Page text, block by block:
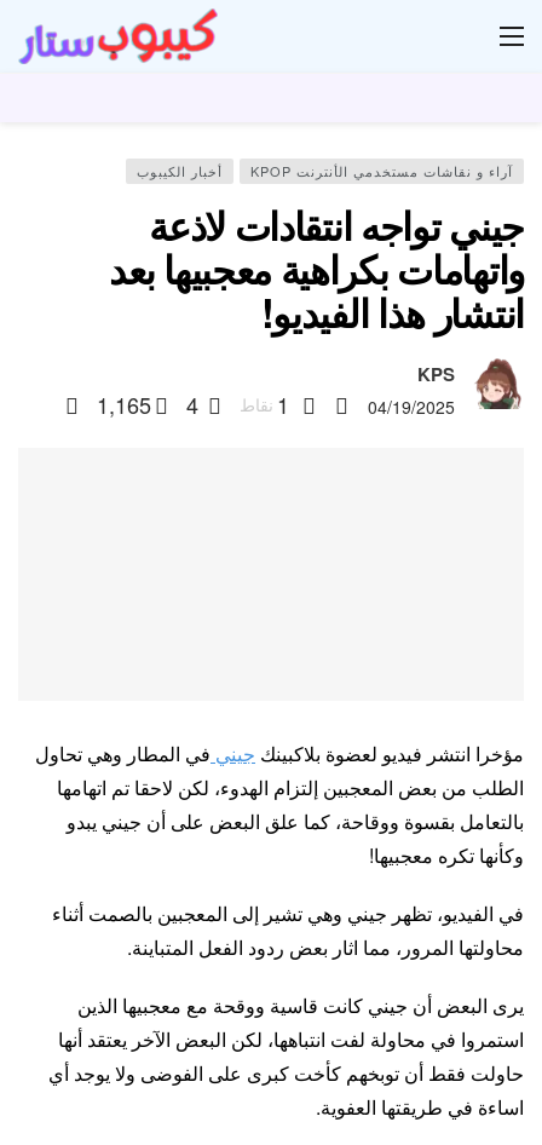
آراء و نقاشات مستخدمي الأنترنت KPOP أخبار الكيبوب
جيني تواجه انتقادات لاذعة
واتهامات بكراهية معجبيها بعد
انتشار هذا الفيديو!
KPS
04/19/2025
1 نقاط 4
1,165
مؤخرا انتشر فيديو لعضوة بلاكبينك جيني في المطار وهي تحاول
الطلب من بعض المعجبين إلتزام الهدوء، لكن لاحقا تم اتهامها
بالتعامل بقسوة ووقاحة، كما علق البعض على أن جيني يبدو
وكأنها تكره معجبيها!
في الفيديو، تظهر جيني وهي تشير إلى المعجبين بالصمت أثناء
محاولتها المرور، مما اثار بعض ردود الفعل المتباينة.
يرى البعض أن جيني كانت قاسية ووقحة مع معجبيها الذين
استمروا في محاولة لفت انتباهها، لكن البعض الآخر يعتقد أنها
حاولت فقط أن توبخهم كأخت كبرى على الفوضى ولا يوجد أي
اساءة في طريقتها العفوية.